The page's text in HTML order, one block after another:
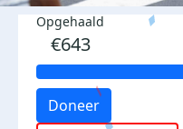
Opgehaald
€643
Doneer